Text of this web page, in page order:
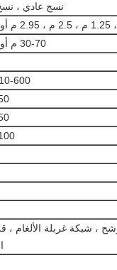
نسج عادي ،
30-70 م أو حسب الطلب
10-600 شبكة / بوصة
35-
5-
60-
، شبكة غربلة الألغام